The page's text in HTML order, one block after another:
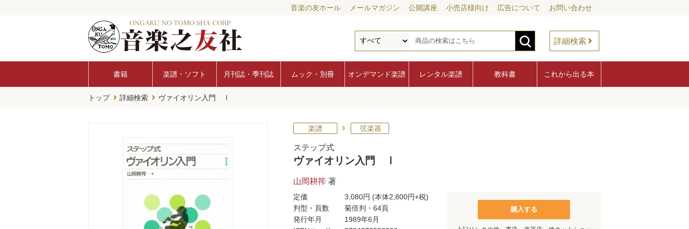
音楽の友ホール メールマガジン 公開講座 小売店様向け 広告について お問い合わせ
詳細検索
書籍 楽譜・ソフト 月刊誌・季刊誌 ムック・別冊 オンデマンド楽譜 レンタル楽譜 教科書 これから出る本
トップ 詳細検索 ヴァイオリン入門 Ⅰ
楽譜 弦楽器
ステップ式
ヴァイオリン入門 Ⅰ
山岡耕筰 著
定価 3,080円 (本体2,800円+税)
判型・頁数
菊倍判・64頁
発行年月
1989年6月
購入する